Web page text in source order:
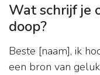
Wat schrijf je
doop?
Beste [naam], ik
een bron van